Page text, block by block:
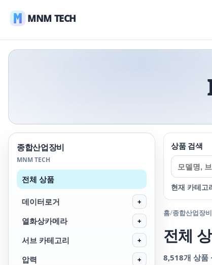
MNM TECH
종합산업장비
MNM TECH
전체 상품
데이터로거 +
열화상카메라 +
서브 카테고리 +
압력 +
상품 검색
현재 카테고
홈/종합산업장비
전체
8,518개 상품 ·